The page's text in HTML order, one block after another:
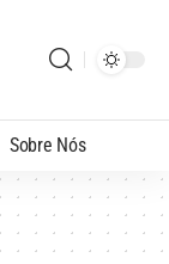
Sobre Nós